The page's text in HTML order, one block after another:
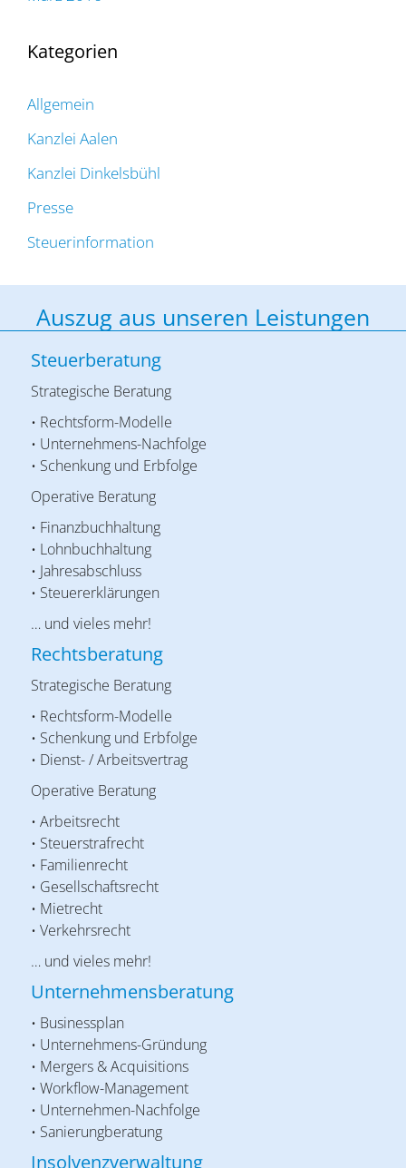
Kategorien
Allgemein
Kanzlei Aalen
Kanzlei Dinkelsbühl
Presse
Steuerinformation
Auszug aus unseren Leistungen
Steuerberatung
Strategische Beratung
• Rechtsform-Modelle
• Unternehmens-Nachfolge
• Schenkung und Erbfolge
Operative Beratung
• Finanzbuchhaltung
• Lohnbuchhaltung
• Jahresabschluss
• Steuererklärungen
… und vieles mehr!
Rechtsberatung
Strategische Beratung
• Rechtsform-Modelle
• Schenkung und Erbfolge
• Dienst- / Arbeitsvertrag
Operative Beratung
• Arbeitsrecht
• Steuerstrafrecht
• Familienrecht
• Gesellschaftsrecht
• Mietrecht
• Verkehrsrecht
… und vieles mehr!
Unternehmensberatung
• Businessplan
• Unternehmens-Gründung
• Mergers & Acquisitions
• Workflow-Management
• Unternehmen-Nachfolge
• Sanierungberatung
Insolvenzverwaltung